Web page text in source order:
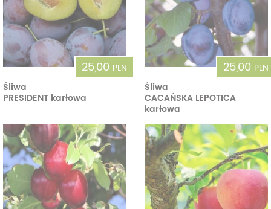
25,00 PLN
Śliwa
PRESIDENT karłowa
25,00 PLN
Śliwa
CACAŃSKA LEPOTICA
karłowa